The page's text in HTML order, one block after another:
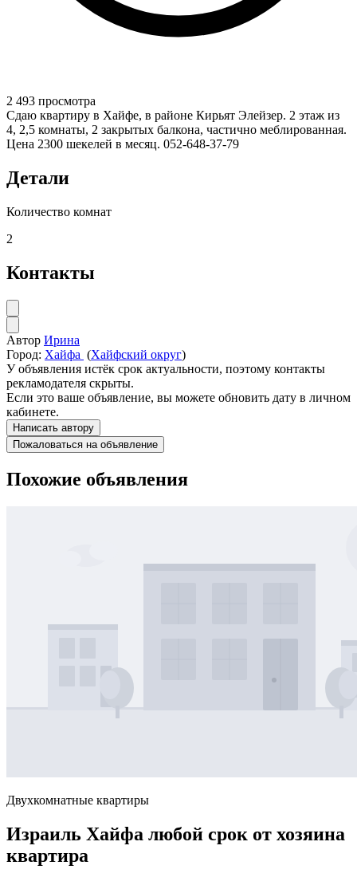
2 493 просмотра
Сдаю квартиру в Хайфе, в районе Кирьят Элейзер. 2 этаж из
4, 2,5 комнаты, 2 закрытых балкона, частично меблированная.
Цена 2300 шекелей в месяц. 052-648-37-79
Детали
Количество комнат
2
Контакты
Автор Ирина
Город: Хайфа (Хайфский округ)
У объявления истёк срок актуальности, поэтому контакты
рекламодателя скрыты.
Если это ваше объявление, вы можете обновить дату в личном
кабинете.
Написать автору
Пожаловаться на объявление
Похожие объявления
Двухкомнатные квартиры
Израиль Хайфа любой срок от хозяина
квартира